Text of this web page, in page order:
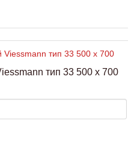
тип 33 500 x 700